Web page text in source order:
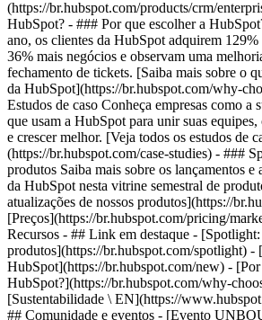
(https://br.hubspot.com/products/crm/
HubSpot? - ### Por que escolher a
ano, os clientes da HubSpot adquirem 129%
36% mais negócios e observam uma
fechamento de tickets. [Saiba mais sobre o
da HubSpot](https://br.hubspot.com/why-
Estudos de caso Conheça empresas como a
que usam a HubSpot para unir suas equipes,
e crescer melhor. [Veja todos os estudos de
(https://br.hubspot.com/case-studies) - ###
produtos Saiba mais sobre os lançamentos e
da HubSpot nesta vitrine semestral de
atualizações de nossos produtos](https://
[Preços](https://br.hubspot.com/pricing/
Recursos - ## Link em destaque - [Spotlight:
produtos](https://br.hubspot.com/spotlight) -
HubSpot](https://br.hubspot.com/new) - [Por
HubSpot?](https://br.hubspot.com/why-
[Sustentabilidade \ EN](https://
## Comunidade e eventos - [Evento